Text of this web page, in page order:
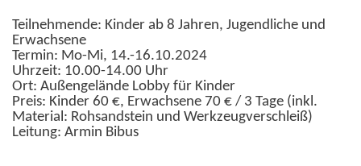
Teilnehmende: Kinder ab 8 Jahren, Jugendliche und
Erwachsene
Termin: Mo-Mi, 14.-16.10.2024
Uhrzeit: 10.00-14.00 Uhr
Ort: Außengelände Lobby für Kinder
Preis: Kinder 60 €, Erwachsene 70 € / 3 Tage (inkl.
Material: Rohsandstein und Werkzeugverschleiß)
Leitung: Armin Bibus